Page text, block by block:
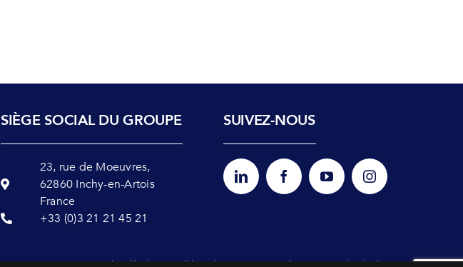
SIÈGE SOCIAL DU GROUPE
23, rue de Moeuvres,
62860 Inchy-en-Artois
France
+33 (0)3 21 21 45 21
SUIVEZ-NOUS
Mentions légales Politique de Nos agréments Plan du site